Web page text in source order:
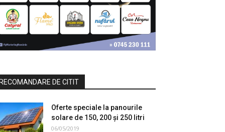
DE CITIT
Oferte speciale la panourile
solare de 150, 200 și 250 litri
06/05/2019